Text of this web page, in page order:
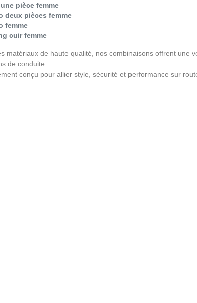
pièce femme
deux pièces femme
femme
cuir femme
matériaux de haute qualité, nos combinaisons offrent une
de conduite.
conçu pour allier style, sécurité et performance sur